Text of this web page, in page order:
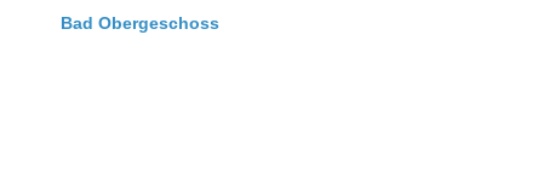
Bad Obergeschoss